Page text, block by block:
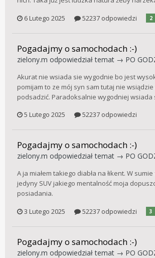
6 Lutego 2025
52237 odpowiedzi 2
Pogadajmy o samochodach :-)
zielony.m odpowiedział temat → PO
Akurat nie wsiada sie wygodnie bo jest
pomijam to ze mój syn sam tutaj nie
podsadzić. Paradoksalnie wygodniej wsiada
5 Lutego 2025
52237 odpowiedzi
Pogadajmy o samochodach :-)
zielony.m odpowiedział temat → PO
A ja miałem takiego diabła na łikent. W
jedyny SUV jakiego mentalność moja
posiadania.
3 Lutego 2025
52237 odpowiedzi 3
Pogadajmy o samochodach :-)
zielony.m odpowiedział temat → PO